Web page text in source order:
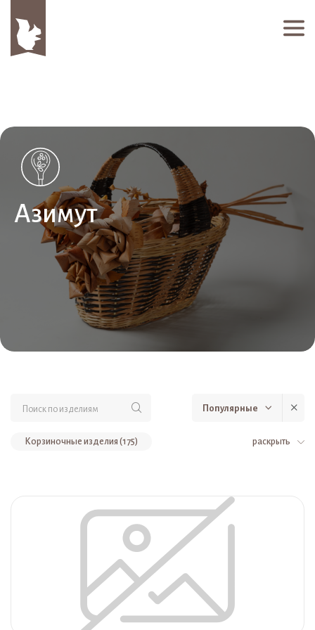
Азимут
Популярные
раскрыть
Корзиночные изделия (175)
Товары для животных (83) Сувениры и подарки (52)
Футляры (37)
Подносы и тарелки (36)
Интерьерные (31) Набойка по ткани (25)
Коробки для чая и кофе (22)